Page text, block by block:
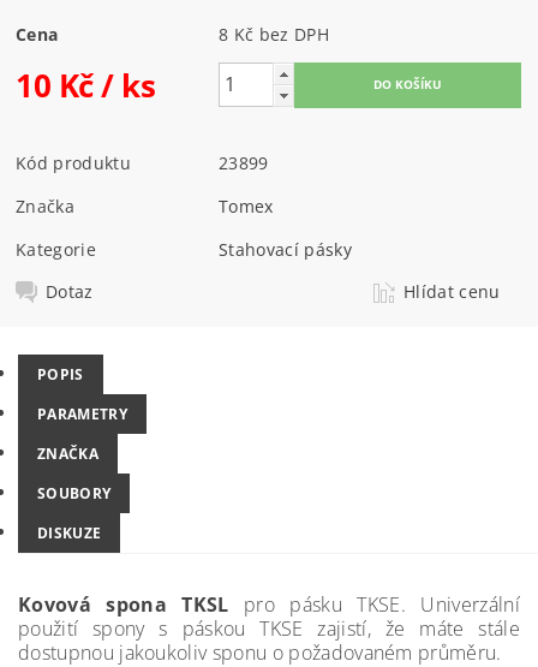
Cena 8 Kč bez DPH
10 Kč/ ks
Kód produktu
23899
Značka
Tomex
Kategorie
Stahovací pásky
Dotaz
Hlídat cenu
POPIS
PARAMETRY
ZNAČKA
SOUBORY
DISKUZE
Kovová spona TKSL pro pásku TKSE. Univerzální
použití spony s páskou TKSE zajistí, že máte stále
dostupnou jakoukoliv sponu o požadovaném průměru.